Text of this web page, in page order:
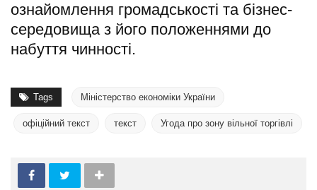
ознайомлення громадськості та бізнес-
середовища з його положеннями до
набуття чинності.
Tags Міністерство економіки України
офіційний текст текст Угода про зону вільної торгівлі